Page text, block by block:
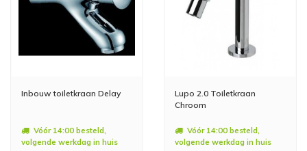
Inbouw toiletkraan Delay
Vóór 14:00 besteld,
volgende werkdag in huis
Lupo 2.0 Toiletkraan
Chroom
Vóór 14:00 besteld,
volgende werkdag in huis